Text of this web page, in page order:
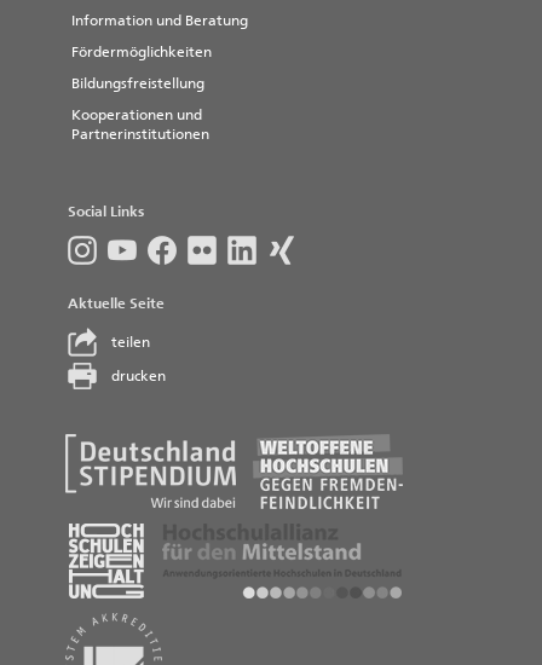
Information und Beratung
Fördermöglichkeiten
Bildungsfreistellung
Kooperationen und
Partnerinstitutionen
Social Links
Aktuelle Seite
teilen
drucken